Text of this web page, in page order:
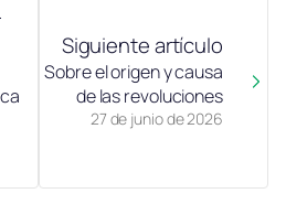
Siguiente artículo
27 de junio de 2026
Sobre el origen y causa
de las revoluciones